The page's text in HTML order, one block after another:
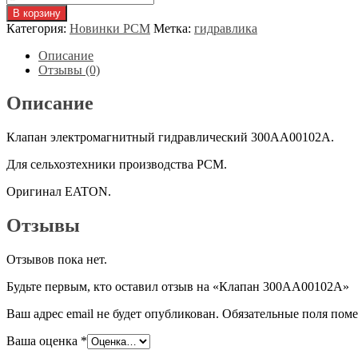
товара
Клапан
300АА00102А
В корзину
Категория: Новинки РСМ Метка: гидравлика
Описание
Отзывы (0)
Описание
Клапан электромагнитный гидравлический 300АА00102А.
Для сельхозтехники производства РСМ.
Оригинал EATON.
Отзывы
Отзывов пока нет.
Будьте первым, кто оставил отзыв на «Клапан 300АА00102А»
Ваш адрес email не будет опубликован. Обязательные поля
Ваша оценка *